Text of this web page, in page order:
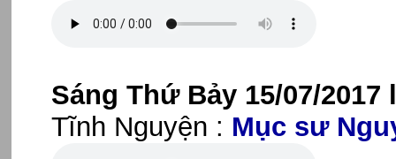
Sáng Thứ Bảy 15/07/2017
Tĩnh Nguyện : Mục sư